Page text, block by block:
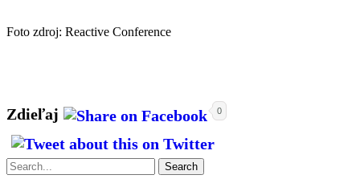
Foto zdroj: Reactive Conference
Zdieľaj 0
Search